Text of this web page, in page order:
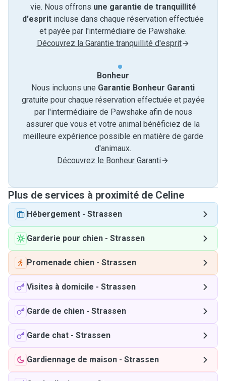
vie. Nous offrons une garantie de tranquillité
d'esprit incluse dans chaque réservation effectuée
et payée par l'intermédiaire de Pawshake.
Découvrez la Garantie tranquillité d'esprit
Bonheur
Nous incluons une Garantie Bonheur Garanti
gratuite pour chaque réservation effectuée et payée
par l'intermédiaire de Pawshake afin de nous
assurer que vous et votre animal bénéficiez de la
meilleure expérience possible en matière de garde
d'animaux.
Découvrez le Bonheur Garanti
Plus de services à proximité de Celine
Hébergement - Strassen
Garderie pour chien - Strassen
Promenade chien - Strassen
Visites à domicile - Strassen
Garde de chien - Strassen
Garde chat - Strassen
Gardiennage de maison - Strassen